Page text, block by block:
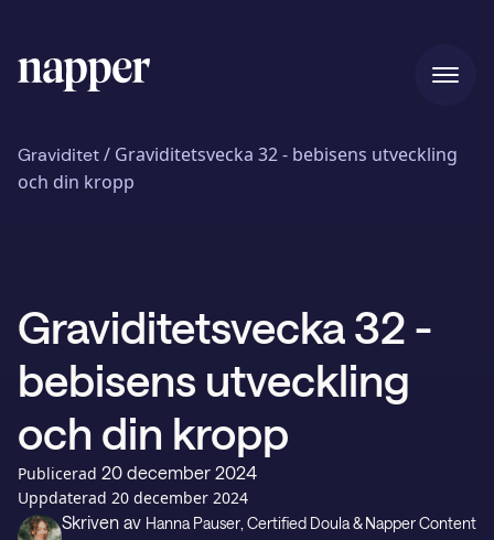
Hem
Vår story
Blogg
Presentkort
Graviditet/ Graviditetsvecka 32 - bebisens utveckling
och din kropp
Graviditetsvecka 32 -
bebisens utveckling
och din kropp
Publicerad 20 december 2024
Uppdaterad 20 december 2024
Skriven av Hanna Pauser , Certified Doula & Napper Content